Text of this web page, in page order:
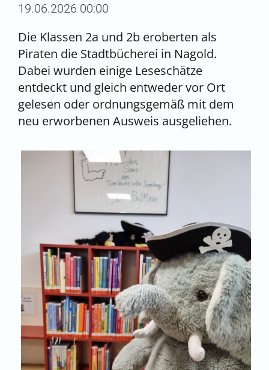
19.06.2026 00:00
Die Klassen 2a und 2b eroberten als
Piraten die Stadtbücherei in Nagold.
Dabei wurden einige Leseschätze
entdeckt und gleich entweder vor Ort
gelesen oder ordnungsgemäß mit dem
neu erworbenen Ausweis ausgeliehen.